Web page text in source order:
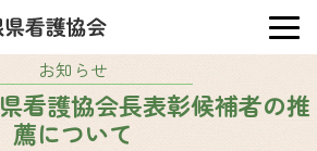
お知らせ
看護協会長表彰候補者の推
薦について